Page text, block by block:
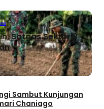
Satgas Sektor 8
Sambut Kunjungan
Chaniago